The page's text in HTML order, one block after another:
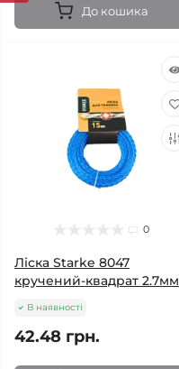
До кошика
0
Ліска Starke 8047
кручений-квадрат 2.7мм
В наявності
42.48 грн.